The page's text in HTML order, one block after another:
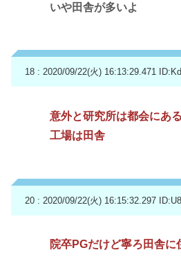
いや田舎が多いよ
18 : 2020/09/22(火) 16:13:29.471
意外と研究所は都会にある
工場は田舎
20 : 2020/09/22(火) 16:15:32.297
院卒PGだけど寧ろ田舎に